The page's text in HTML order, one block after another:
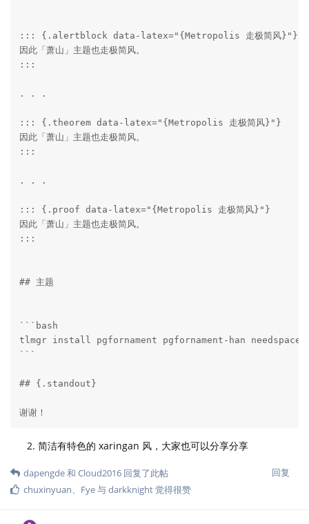
::: {.alertblock data-latex="{Metropolis 走极简风}"}
因此「萧山」主题也走极简风。
:::
. . .
::: {.theorem data-latex="{Metropolis 走极简风}"}
因此「萧山」主题也走极简风。
:::
. . .
::: {.proof data-latex="{Metropolis 走极简风}"}
因此「萧山」主题也走极简风。
:::
## 主题
```bash
tlmgr install pgfornament pgfornament-han needspace
```
## {.standout}
谢谢！
简洁有特色的 xaringan 风，大家也可以分享分享
回复
dapengde和 Cloud2016 回复了此帖
chuxinyuan、 Fye与darkknight觉得很赞